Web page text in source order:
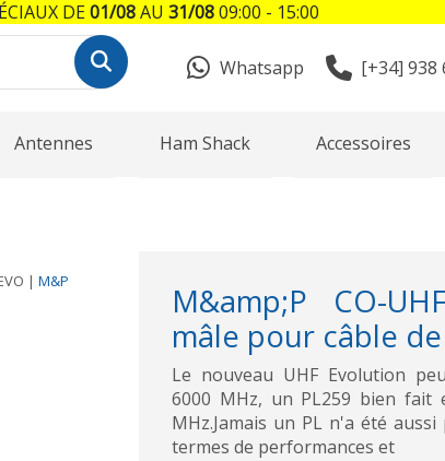
Whatsapp [+34] 938
Antennes Ham Shack Accessoires
| M&P
M&amp;P CO-
mâle pour câble
Le nouveau UHF Evolution
6000 MHz, un PL259 bien fait
MHz.Jamais un PL n'a été
termes de performances et
DE01/08AU 31/0809:00 - 15:00